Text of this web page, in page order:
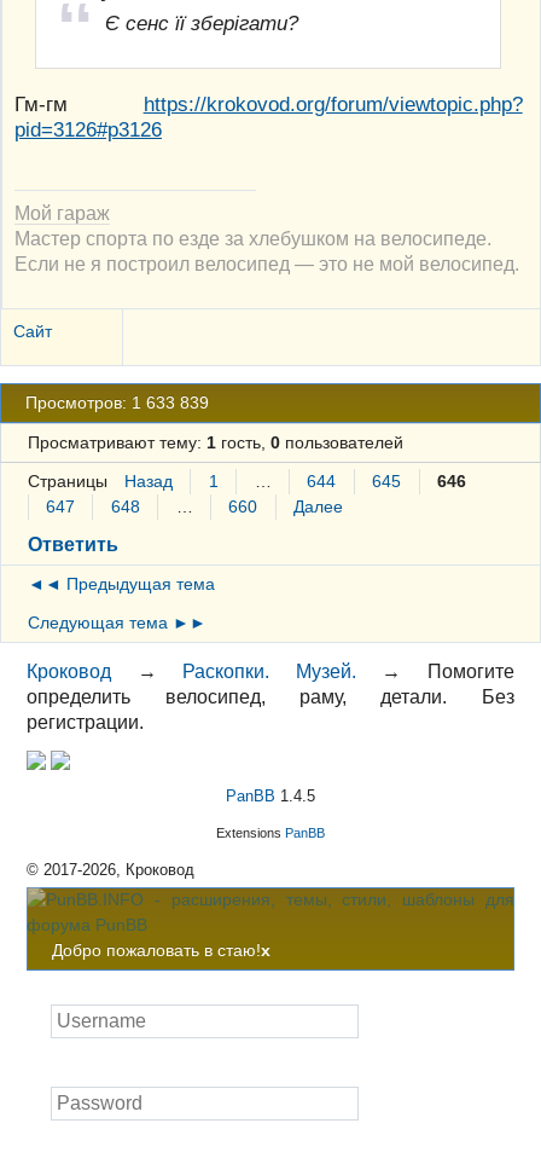
Є сенс її зберігати?
Гм-гм https://krokovod.org/forum/viewtopic.php?
pid=3126#p3126
Мой гараж
Мастер спорта по езде за хлебушком на велосипеде.
Если не я построил велосипед — это не мой велосипед.
Сайт
Просмотров: 1 633 839
Просматривают тему: 1гость, 0пользователей
Страницы Назад 1 … 644 645
646
647
648 … 660 Далее
Ответить
◄◄ Предыдущая тема
Следующая тема ►►
Кроковод → Раскопки. Музей. →
Помогите
определить велосипед, раму, детали. Без
регистрации.
PanBB 1.4.5
Extensions PanBB
© 2017-2026, Кроковод
Добро пожаловать в стаю!x